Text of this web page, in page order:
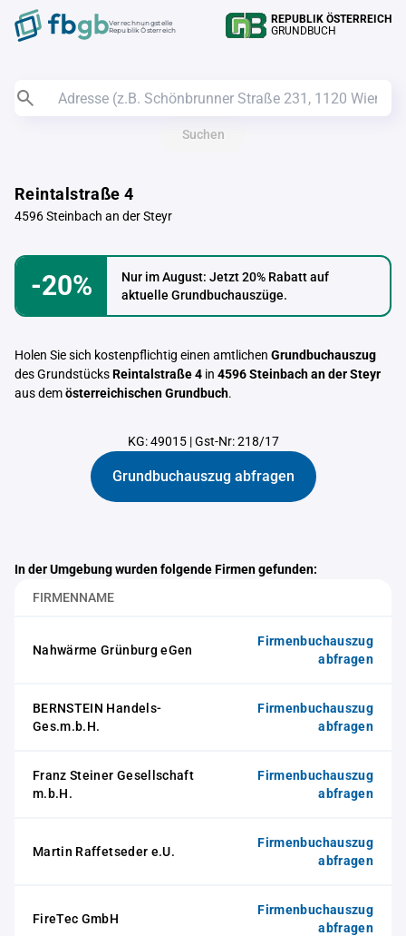
Verrechnungstelle
Republik Österreich
REPUBLIK ÖSTERREICH
GRUNDBUCH
Suchen
Reintalstraße 4
4596 Steinbach an der Steyr
-20%
Nur im August: Jetzt 20% Rabatt auf
aktuelle Grundbuchauszüge.
Holen Sie sich kostenpflichtig einen amtlichen Grundbuchauszug
des GrundstücksReintalstraße 4 in 4596 Steinbach an der Steyr
aus demösterreichischen Grundbuch.
KG: 49015|Gst-Nr: 218/17
Grundbuchauszug abfragen
In der Umgebung wurden folgende Firmen gefunden:
FIRMENNAME
Nahwärme Grünburg eGen
Firmenbuchauszug
abfragen
BERNSTEIN Handels-
Ges.m.b.H.
Firmenbuchauszug
abfragen
Franz Steiner Gesellschaft
m.b.H.
Firmenbuchauszug
abfragen
Martin Raffetseder e.U.
Firmenbuchauszug
abfragen
FireTec GmbH
Firmenbuchauszug
abfragen